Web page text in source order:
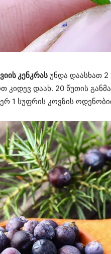
კენკრას უნდა დაასხათ
კიდევ დაახ. 20 წუთის
1 სუფრის კოვზის